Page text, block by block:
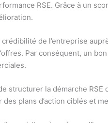
RSE. Grâce à un
de l’entreprise
Par conséquent, un
structurer la démarche
plans d’action ciblés et